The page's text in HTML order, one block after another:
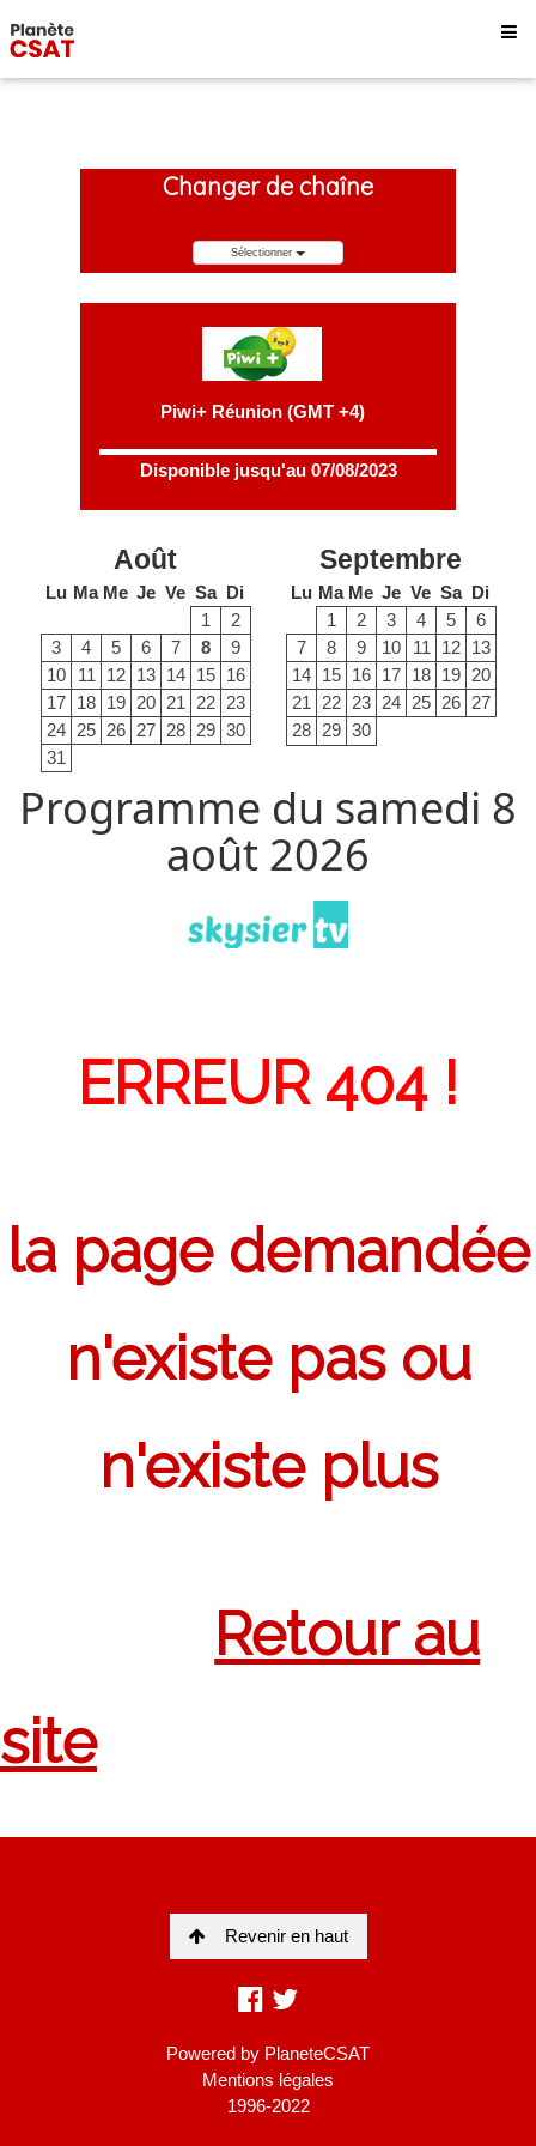
Changer de chaîne
Sélectionner
Piwi+ Réunion (GMT +4)
Disponible jusqu'au 07/08/2023
Août
Lu Ma Me Je Ve Sa Di
1
2
3
4 5 6 7 8
9
10
11 12 13 14 15 16
17 18 19 20 21 22 23
24 25 26 27 28 29 30
31
Septembre
Lu Ma Me Je Ve Sa Di
1
2 3 4 5
6
7
8 9 10 11 12 13
14 15 16 17 18 19 20
21
22 23 24 25 26 27
28 29 30
Programme du samedi 8
août 2026
Revenir en haut
Powered by PlaneteCSAT
Mentions légales
1996-2022